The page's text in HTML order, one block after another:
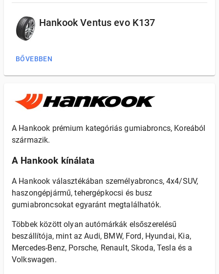
Hankook Ventus evo K137
BŐVEBBEN
A Hankook prémium kategóriás gumiabroncs, Koreából
származik.
A Hankook kínálata
A Hankook választékában személyabroncs, 4x4/SUV,
haszongépjármű, tehergépkocsi és busz
gumiabroncsokat egyaránt megtalálhatók.
Többek között olyan autómárkák elsőszerelésű
beszállítója, mint az Audi, BMW, Ford, Hyundai, Kia,
Mercedes-Benz, Porsche, Renault, Skoda, Tesla és a
Volkswagen.